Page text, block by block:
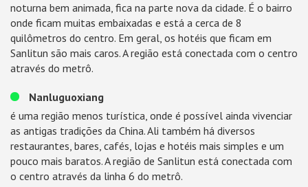
noturna bem animada, fica na parte nova da cidade. É o bairro
onde ficam muitas embaixadas e está a cerca de 8
quilômetros do centro. Em geral, os hotéis que ficam em
Sanlitun são mais caros. A região está conectada com o centro
através do metrô.
Nanluguoxiang
é uma região menos turística, onde é possível ainda vivenciar
as antigas tradições da China. Ali também há diversos
restaurantes, bares, cafés, lojas e hotéis mais simples e um
pouco mais baratos. A região de Sanlitun está conectada com
o centro através da linha 6 do metrô.